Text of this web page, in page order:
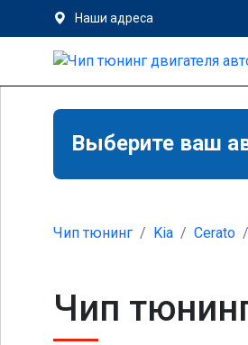
Наши адреса
Выберите ваш
Чип тюнинг Kia Cerato
Чип